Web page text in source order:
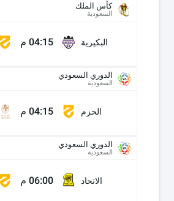
كأس الملك
السعودية
البكيرية 04:15 م
الدوري السعودي
السعودية
الحزم 04:15 م
الدوري السعودي
السعودية
الاتحاد 06:00 م